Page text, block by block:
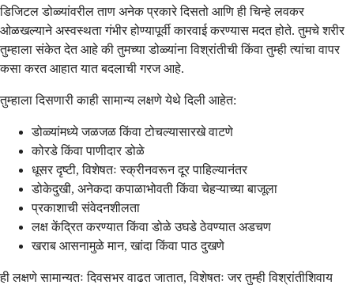
डिजिटल डोळ्यांवरील ताण अनेक प्रकारे दिसतो आणि ही चिन्हे लवकर
ओळखल्याने अस्वस्थता गंभीर होण्यापूर्वी कारवाई करण्यास मदत होते. तुमचे शरीर
तुम्हाला संकेत देत आहे की तुमच्या डोळ्यांना विश्रांतीची किंवा तुम्ही त्यांचा वापर
कसा करत आहात यात बदलाची गरज आहे.
तुम्हाला दिसणारी काही सामान्य लक्षणे येथे दिली आहेत:
डोळ्यांमध्ये जळजळ किंवा टोचल्यासारखे वाटणे
कोरडे किंवा पाणीदार डोळे
धूसर दृष्टी, विशेषतः स्क्रीनवरून दूर पाहिल्यानंतर
डोकेदुखी, अनेकदा कपाळाभोवती किंवा चेहऱ्याच्या बाजूला
प्रकाशाची संवेदनशीलता
लक्ष केंद्रित करण्यात किंवा डोळे उघडे ठेवण्यात अडचण
खराब आसनामुळे मान, खांदा किंवा पाठ दुखणे
ही लक्षणे सामान्यतः दिवसभर वाढत जातात, विशेषतः जर तुम्ही विश्रांतीशिवाय